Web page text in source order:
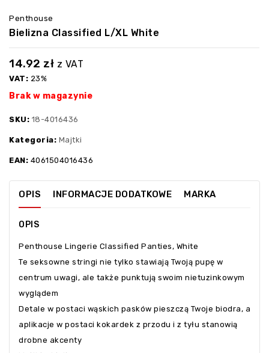
Penthouse
Bielizna Classified L/XL White
14.92 zł z VAT
VAT: 23%
Brak w magazynie
SKU: 18-4016436
Kategoria: Majtki
EAN: 4061504016436
OPIS INFORMACJE DODATKOWE MARKA
OPIS
Penthouse Lingerie Classified Panties, White
Te seksowne stringi nie tylko stawiają Twoją pupę w
centrum uwagi, ale także punktują swoim nietuzinkowym
wyglądem
Detale w postaci wąskich pasków pieszczą Twoje biodra, a
aplikacje w postaci kokardek z przodu i z tyłu stanowią
drobne akcenty